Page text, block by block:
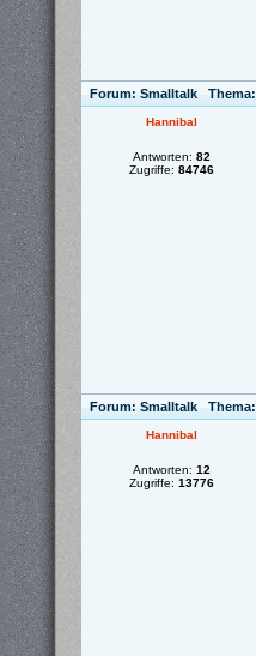
Forum: Smalltalk Thema:
Hannibal
Antworten: 82
Zugriffe: 84746
Forum: Smalltalk Thema:
Hannibal
Antworten: 12
Zugriffe: 13776